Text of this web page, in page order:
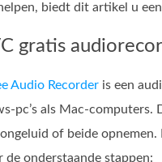
biedt dit artikel u
gratis
Audio Recorder is een
als
of beide
de onderstaande stappen: